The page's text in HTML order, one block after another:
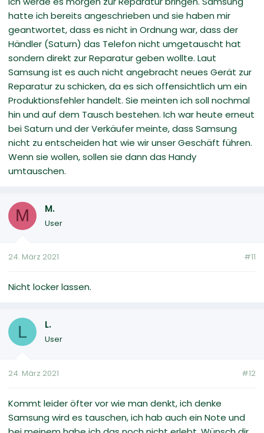
hatte ich bereits angeschrieben und sie haben mir
geantwortet, dass es nicht in Ordnung war, dass der
Händler (Saturn) das Telefon nicht umgetauscht hat
sondern direkt zur Reparatur geben wollte. Laut
Samsung ist es auch nicht angebracht neues Gerät zur
Reparatur zu schicken, da es sich offensichtlich um ein
Produktionsfehler handelt. Sie meinten ich soll nochmal
hin und auf dem Tausch bestehen. Ich war heute erneut
bei Saturn und der Verkäufer meinte, dass Samsung
nicht zu entscheiden hat wie wir unser Geschäft führen.
Wenn sie wollen, sollen sie dann das Handy
umtauschen.
M M.
User
24. März 2021 #11
Nicht locker lassen.
L L.
User
24. März 2021 #12
Kommt leider öfter vor wie man denkt, ich denke
Samsung wird es tauschen, ich hab auch ein Note und